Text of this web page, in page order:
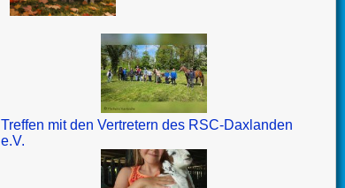
Treffen mit den Vertretern des RSC-Daxlanden
e.V.